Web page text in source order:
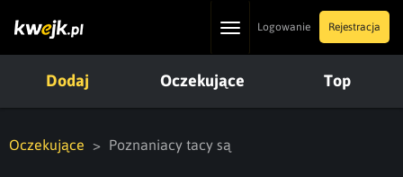
ToggleLogowanie Rejestracja
Dodaj Oczekujące Top
Oczekujące Poznaniacy tacy są